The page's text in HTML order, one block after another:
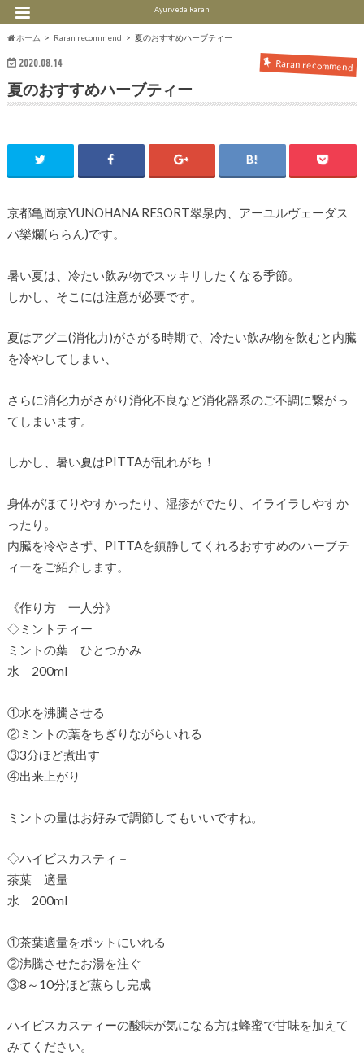
Ayurveda Raran
ホーム Raran recommend 夏のおすすめハーブティー
2020.08.14 Raran recommend
夏のおすすめハーブティー
京都亀岡京YUNOHANA RESORT翠泉内、アーユルヴェーダス
パ樂爛(ららん)です。
暑い夏は、冷たい飲み物でスッキリしたくなる季節。
しかし、そこには注意が必要です。
夏はアグニ(消化力)がさがる時期で、冷たい飲み物を飲むと内臓
を冷やしてしまい、
さらに消化力がさがり消化不良など消化器系のご不調に繋がっ
てしまいます。
しかし、暑い夏はPITTAが乱れがち！
身体がほてりやすかったり、湿疹がでたり、イライラしやすか
ったり。
内臓を冷やさず、PITTAを鎮静してくれるおすすめのハーブテ
ィーをご紹介します。
《作り方 一人分》
◇ミントティー
ミントの葉 ひとつかみ
水 200ml
①水を沸騰させる
②ミントの葉をちぎりながらいれる
③3分ほど煮出す
④出来上がり
ミントの量はお好みで調節してもいいですね。
◇ハイビスカスティ－
茶葉 適量
水 200ml
①茶葉適量をポットにいれる
②沸騰させたお湯を注ぐ
③8～10分ほど蒸らし完成
ハイビスカスティーの酸味が気になる方は蜂蜜で甘味を加えて
みてください。